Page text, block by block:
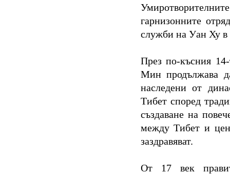
гарнизонните
служби на Уан Ху в
През по-късния
Мин продължава
наследени от
Тибет според
създаване на
между Тибет и
заздравяват.
От 17 век